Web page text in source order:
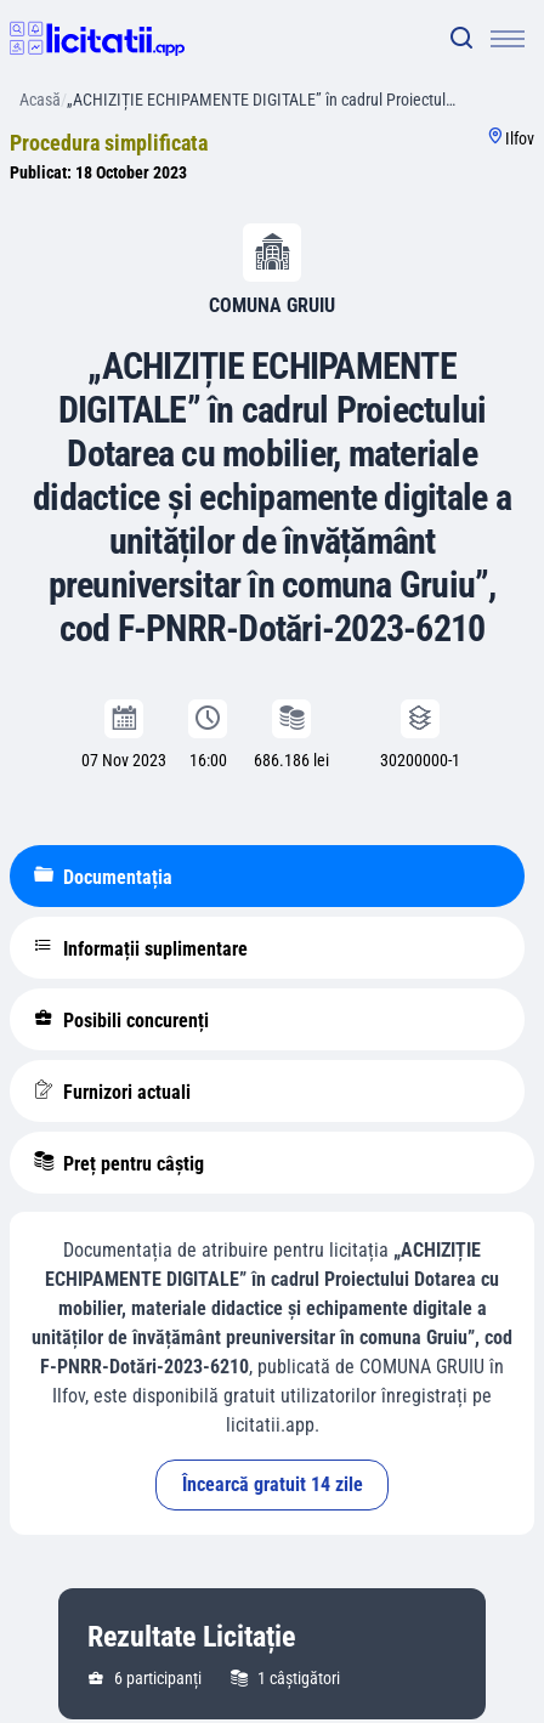
Acasă/„ACHIZIȚIE ECHIPAMENTE DIGITALE” în cadrul Proiectul…
Procedura simplificata
Publicat: 18 October 2023
Ilfov
COMUNA GRUIU
„ACHIZIȚIE ECHIPAMENTE
DIGITALE” în cadrul Proiectului
Dotarea cu mobilier, materiale
didactice și echipamente digitale a
unităților de învățământ
preuniversitar în comuna Gruiu”,
cod F-PNRR-Dotări-2023-6210
07 Nov 2023 16:00 686.186 lei 30200000-1
Documentația
Informații suplimentare
Posibili concurenți
Furnizori actuali
Preț pentru câștig
Documentația de atribuire pentru licitația „ACHIZIȚIE
ECHIPAMENTE DIGITALE” în cadrul Proiectului Dotarea cu
mobilier, materiale didactice și echipamente digitale a
unităților de învățământ preuniversitar în comuna Gruiu”, cod
F-PNRR-Dotări-2023-6210, publicată de COMUNA GRUIU în
Ilfov, este disponibilă gratuit utilizatorilor înregistrați pe
licitatii.app.
Încearcă gratuit 14 zile
Rezultate Licitație
6 participanți 1 câștigători